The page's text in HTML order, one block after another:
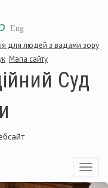
Eng
для людей з вадами зору
Мапа сайту
Суд
Toggle